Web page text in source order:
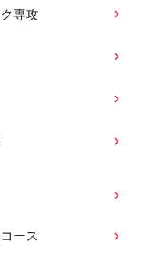
専攻
ース